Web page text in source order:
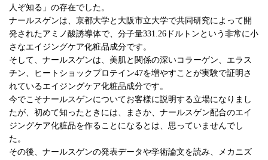
人ぞ知る」の存在でした。
ナールスゲンは、京都大学と大阪市立大学で共同研究によって開
発されたアミノ酸誘導体で、分子量331.26ドルトンという非常に小
さなエイジングケア化粧品成分です。
そして、ナールスゲンは、美肌と関係の深いコラーゲン、エラス
チン、ヒートショックプロテイン47を増やすことが実験で証明さ
れているエイジングケア化粧品成分です。
今でこそナールスゲンについてお客様に説明する立場になりまし
たが、初めて知ったときには、まさか、ナールスゲン配合のエイ
ジングケア化粧品を作ることになるとは、思っていませんでし
た。
その後、ナールスゲンの発表データや学術論文を読み、メカニズ